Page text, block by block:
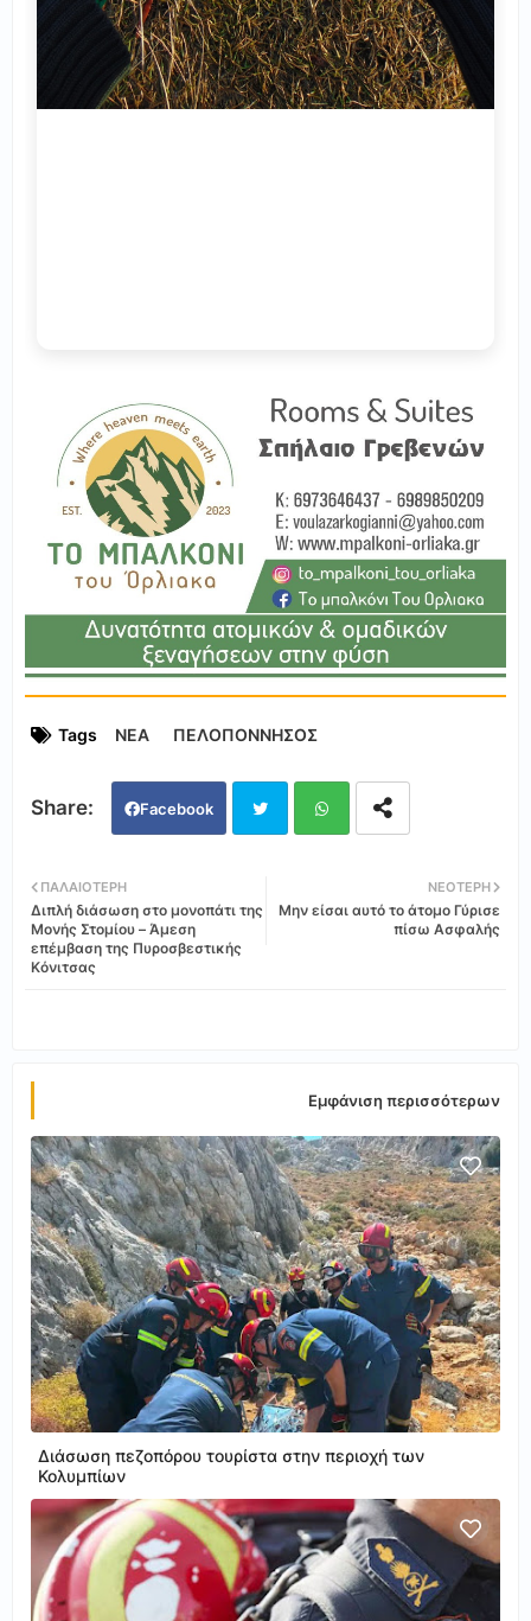
Tags ΝΕΑ ΠΕΛΟΠΟΝΝΗΣΟΣ
Facebook
tter ats
ΝΕΌΤΕΡΗ
Μην είσαι αυτό το άτομο Γύρισε
πίσω Ασφαλής
ΠΑΛΑΙΌΤΕΡΗ
Διπλή διάσωση στο μονοπάτι της
Μονής Στομίου – Άμεση
επέμβαση της Πυροσβεστικής
Κόνιτσας
Εμφάνιση περισσότερων
Διάσωση πεζοπόρου τουρίστα στην περιοχή των
Κολυμπίων